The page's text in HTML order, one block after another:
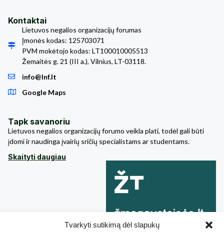
Tvarkyti sutikimą dėl slapukų
Kontaktai
Lietuvos negalios organizacijų forumas
Įmonės kodas: 125703071
PVM mokėtojo kodas: LT100010005513
Žemaitės g. 21 (III a.), Vilnius, LT-03118.
info@lnf.lt
Google Maps
Tapk savanoriu
Lietuvos negalios organizacijų forumo veikla plati, todėl gali būti
įdomi ir naudinga įvairių sričių specialistams ar studentams.
Skaityti daugiau